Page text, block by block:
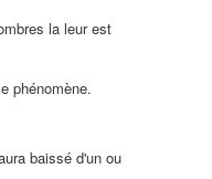
la leur est
phénomène.
baissé d'un ou